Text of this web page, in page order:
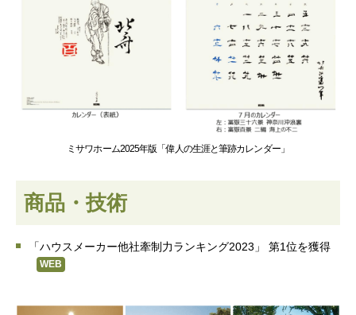
ミサワホーム2025年版「偉人の生涯と筆跡カレンダー」
商品・技術
「ハウスメーカー他社牽制力ランキング2023」 第1位を獲得
WEB